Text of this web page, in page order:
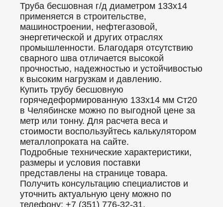
Труба бесшовная г/д диаметром 133x14
применяется в строительстве,
машиностроении, нефтегазовой,
энергетической и других отраслях
промышленности. Благодаря отсутствию
сварного шва отличается высокой
прочностью, надежностью и устойчивостью
к высоким нагрузкам и давлению.
Купить трубу бесшовную
горячедеформированную 133x14 мм Ст20
в Челябинске можно по выгодной цене за
метр или тонну. Для расчета веса и
стоимости воспользуйтесь калькулятором
металлопроката на сайте.
Подробные технические характеристики,
размеры и условия поставки
представлены на странице товара.
Получить консультацию специалистов и
уточнить актуальную цену можно по
телефону: +7 (351) 776-32-31.